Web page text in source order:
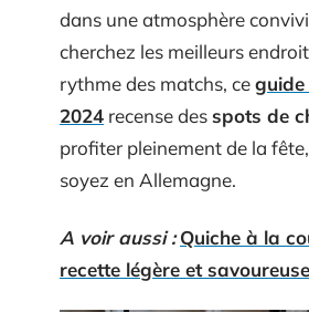
dans une atmosphère
cherchez les meilleurs
rythme des matchs, ceguide
2024 recense desspots de
profiter pleinement de la
soyez en Allemagne.
A voir aussi : Quiche à la
recette légère et